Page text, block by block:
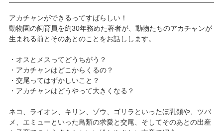
アカチャンができるってすばらしい！
動物園の飼育員を約30年務めた著者が、動物たちのアカチャンが
生まれる前とそのあとのことをお話しします。
・オスとメスってどうちがう？
・アカチャンはどこからくるの？
・交尾ってはずかしいこと？
・アカチャンはどうやって大きくなる？
ネコ、ライオン、キリン、ゾウ、ゴリラといったほ乳類や、ツバ
メ、エミューといった鳥類の求愛と交尾、そしてそのあとの出産